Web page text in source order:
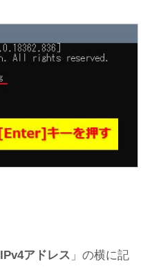
IPv4アドレス 」の横に記